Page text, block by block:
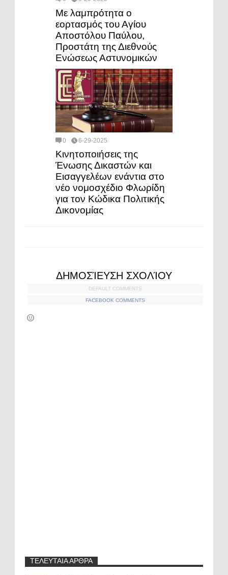
Με λαμπρότητα ο
εορτασμός του Αγίου
Αποστόλου Παύλου,
Προστάτη της Διεθνούς
Ενώσεως Αστυνομικών
0 6-29-2025
Κινητοποιήσεις της
Ένωσης Δικαστών και
Εισαγγελέων ενάντια στο
νέο νομοσχέδιο Φλωρίδη
για τον Κώδικα Πολιτικής
Δικονομίας
ΔΗΜΟΣΊΕΥΣΗ ΣΧΟΛΊΟΥ
DEFAULT COMMENTS
FACEBOOK COMMENTS
ΤΕΛΕΥΤΑΙΑ ΑΡΘΡΑ